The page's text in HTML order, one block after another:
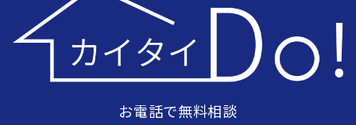
お電話で無料相談